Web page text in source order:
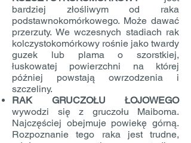
bardziej złośliwym od raka
podstawnokomórkowego. Może dawać
przerzuty. We wczesnych stadiach rak
kolczystokomórkowy rośnie jako twardy
guzek lub plama o szorstkiej,
łuskowatej powierzchni na której
później powstają owrzodzenia i
szczeliny.
RAK GRUCZOŁU ŁOJOWEGO
wywodzi się z gruczołu Maiboma.
Najczęściej obejmuje powiekę górną.
Rozpoznanie tego raka jest trudne,